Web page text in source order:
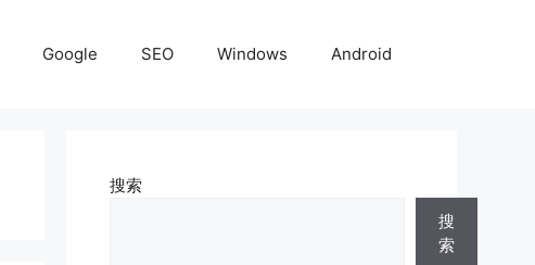
Google SEO Windows Android
搜索
搜
索